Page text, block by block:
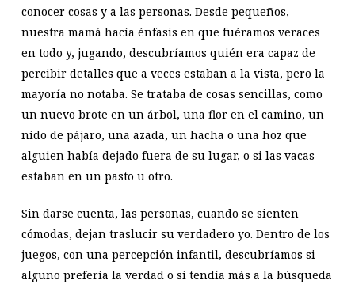
conocer cosas y a las personas. Desde pequeños,
nuestra mamá hacía énfasis en que fuéramos veraces
en todo y, jugando, descubríamos quién era capaz de
percibir detalles que a veces estaban a la vista, pero la
mayoría no notaba. Se trataba de cosas sencillas, como
un nuevo brote en un árbol, una flor en el camino, un
nido de pájaro, una azada, un hacha o una hoz que
alguien había dejado fuera de su lugar, o si las vacas
estaban en un pasto u otro.
Sin darse cuenta, las personas, cuando se sienten
cómodas, dejan traslucir su verdadero yo. Dentro de los
juegos, con una percepción infantil, descubríamos si
alguno prefería la verdad o si tendía más a la búsqueda